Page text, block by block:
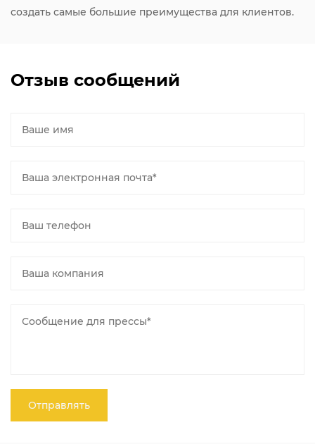
создать самые большие преимущества для клиентов.
Отзыв сообщений